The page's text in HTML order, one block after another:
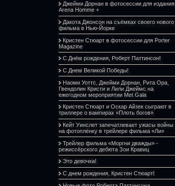
Джейми Дорнан в фотосессии для издания
Arena Homme +
Дакота Джонсон на съёмках своего нового
фильма в Нью-Йорке
Кристен Стюарт в фотосессии для Porter
Magazine
С Днём рождения, Роберт Паттинсон!
С Днем Великой Победы!
Наоми Уоттс, Джейми Дорнан, Рита Ора,
Гвендолин Кристи и Лили Джеймс на
ежегодном мероприятии Met Gala
Кристен Стюарт и Оскар Айзек сыграют в
триллере о вампирах «Плоть богов»
Кейт Уинслет запечатлевает ужасы войны
на фотоплёнку в трейлере фильма «Ли»
Трейлер фильма «Моргни дважды» -
режиссёрского дебюта Зои Кравиц
Это девочка!
С днем рождения, Кристен Стюарт!